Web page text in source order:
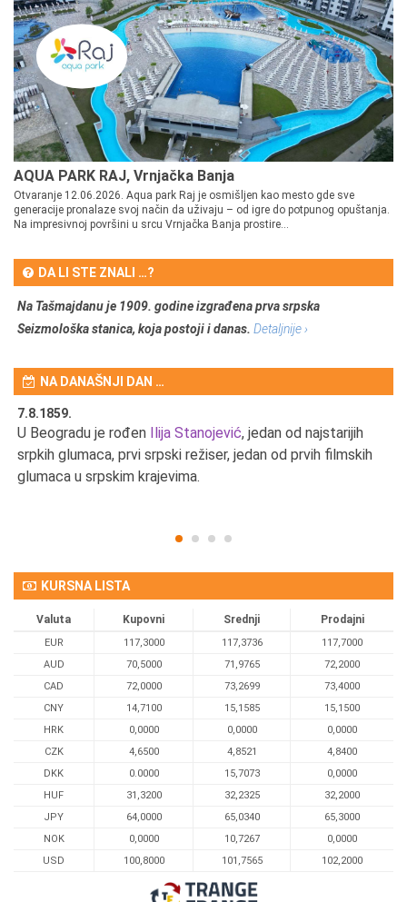
AQUA PARK RAJ, Vrnjačka Banja
Otvaranje 12.06.2026. Aqua park Raj je osmišljen kao mesto gde sve
generacije pronalaze svoj način da uživaju – od igre do potpunog opuštanja.
Na impresivnoj površini u srcu Vrnjačka Banja prostire...
DA LI STE ZNALI …?
Na Tašmajdanu je 1909. godine izgrađena prva srpska
Seizmološka stanica, koja postoji i danas. Detaljnije ›
NA DANAŠNJI DAN …
7.8.1859.
U Beogradu je rođen Ilija Stanojević, jedan od najstarijih
srpkih glumaca, prvi srpski režiser, jedan od prvih filmskih
glumaca u srpskim krajevima.
KURSNA LISTA
Valuta Kupovni Srednji Prodajni
EUR 117,3000 117,3736
117,7000
AUD
70,5000 71,9765
72,2000
CAD
72,0000 73,2699
73,4000
CNY
14,7100 15,1585
15,1500
HRK
0,0000 0,0000
0,0000
CZK
4,6500 4,8521
4,8400
DKK
0.0000 15,7073
0,0000
HUF
31,3200 32,2325
32,2000
JPY
64,0000 65,0340
65,3000
NOK
0,0000 10,7267
0,0000
USD
100,8000 101,7565 102,2000